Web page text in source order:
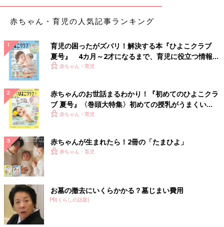
赤ちゃん・育児の人気記事ランキング
育児の困ったがズバリ！解決する本『ひよこクラブ
夏号』 4カ月～2才になるまで、育児に役立つ情報が
いっぱい！
赤ちゃん・育児
赤ちゃんのお世話まるわかり！『初めてのひよこクラ
ブ 夏号』〈巻頭大特集〉初めての授乳がうまくい
く！ おっぱい・ミルクの基本と夏のトラブル 解決テ
赤ちゃん・育児
赤ちゃんが生まれたら！2冊の「たまひよ」
赤ちゃん・育児
お墓の撤去にいくらかかる？墓じまい費用
PR(くらしの話題)